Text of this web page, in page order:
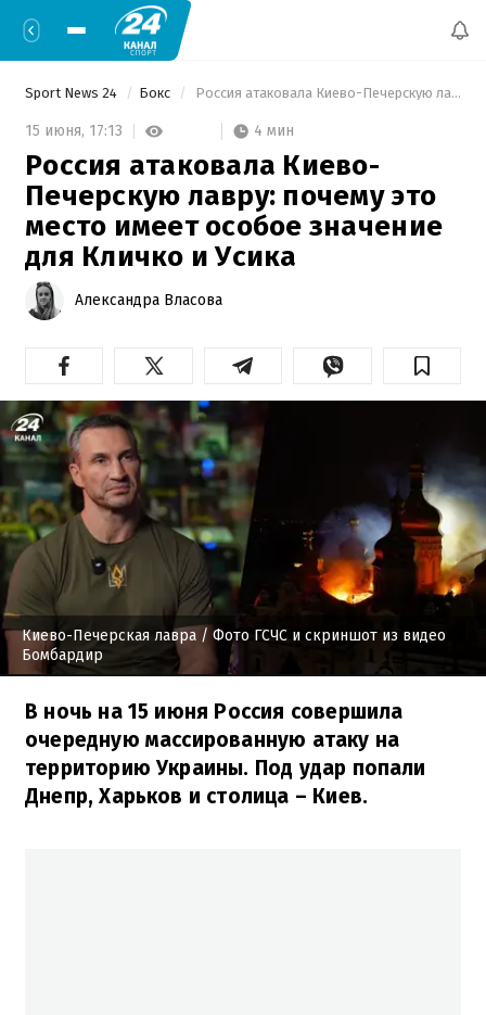
Sport News 24 Бокс Россия атаковала Киево-Печерскую лавру: почему это место имеет особое значение для Кличко и Усика
15 июня, 17:13 4 мин
Россия атаковала Киево-
Печерскую лавру: почему это
место имеет особое значение
для Кличко и Усика
Александра Власова
Киево-Печерская лавра / Фото ГСЧС и скриншот из видео
Бомбардир
В ночь на 15 июня Россия совершила
очередную массированную атаку на
территорию Украины. Под удар попали
Днепр, Харьков и столица – Киев.